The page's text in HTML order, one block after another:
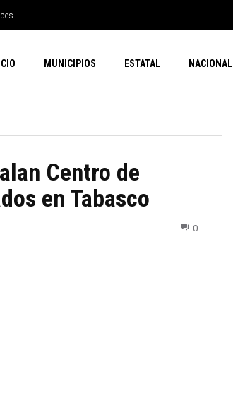
MUNICIPIOS ESTATAL NACIONAL
Centro de
en Tabasco
0